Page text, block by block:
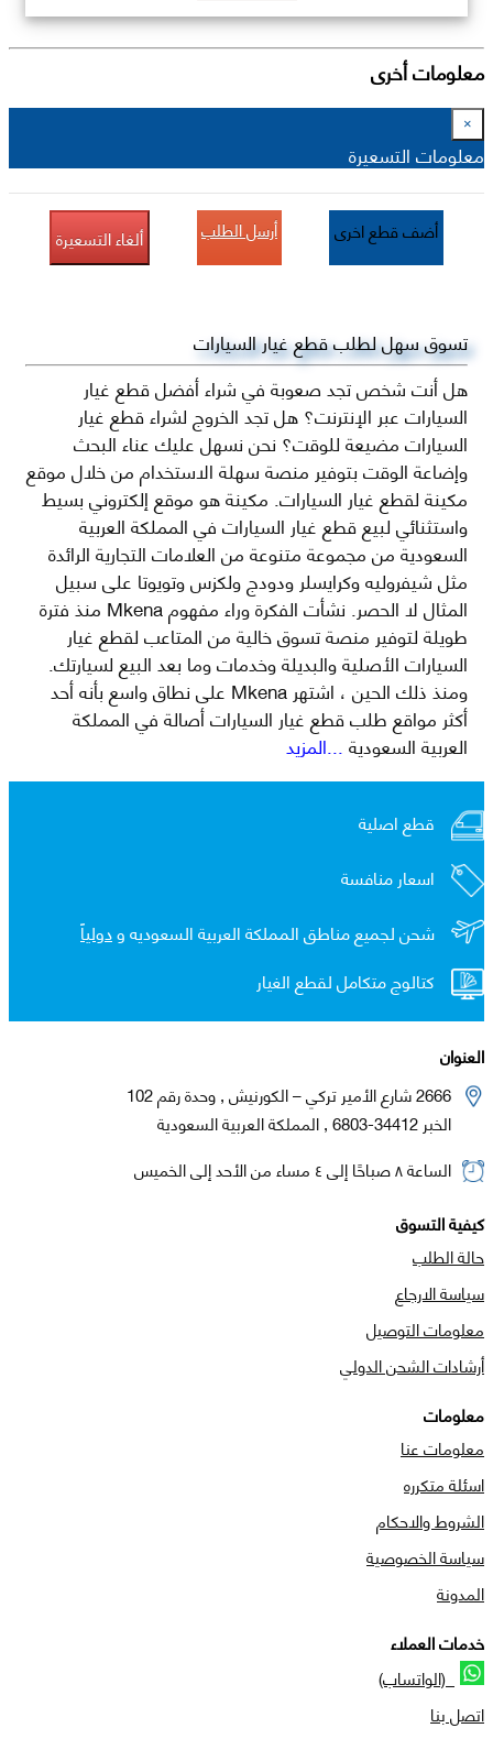
معلومات أخرى
×
معلومات التسعيرة
أضف قطع اخرى أرسل الطلب ألغاء التسعيرة
تسوق سهل لطلب قطع غيار السيارات
هل أنت شخص تجد صعوبة في شراء أفضل قطع غيار
السيارات عبر الإنترنت؟ هل تجد الخروج لشراء قطع غيار
السيارات مضيعة للوقت؟ نحن نسهل عليك عناء البحث
وإضاعة الوقت بتوفير منصة سهلة الاستخدام من خلال موقع
مكينة لقطع غيار السيارات. مكينة هو موقع إلكتروني بسيط
واستثنائي لبيع قطع غيار السيارات في المملكة العربية
السعودية من مجموعة متنوعة من العلامات التجارية الرائدة
مثل شيفروليه وكرايسلر ودودج ولكزس وتويوتا على سبيل
المثال لا الحصر. نشأت الفكرة وراء مفهوم Mkena منذ فترة
طويلة لتوفير منصة تسوق خالية من المتاعب لقطع غيار
السيارات الأصلية والبديلة وخدمات وما بعد البيع لسيارتك.
ومنذ ذلك الحين ، اشتهر Mkena على نطاق واسع بأنه أحد
أكثر مواقع طلب قطع غيار السيارات أصالة في المملكة
العربية السعودية...المزيد
قطع اصلية
اسعار منافسة
شحن لجميع مناطق المملكة العربية السعوديه ودولياً
كتالوج متكامل لقطع الغيار
العنوان
2666 شارع الأمير تركي – الكورنيش , وحدة رقم 102
الخبر 34412-6803 , المملكة العربية السعودية
الساعة ٨ صباحًا إلى ٤ مساء من الأحد إلى الخميس
كيفية التسوق
حالة الطلب
سياسة الارجاع
معلومات التوصيل
أرشادات الشحن الدولي
معلومات
معلومات عنا
اسئلة متكرره
الشروط والاحكام
سياسة الخصوصية
المدونة
خدمات العملاء
(الواتساب)
اتصل بنا